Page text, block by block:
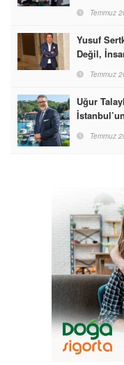
Temmuz
Yusuf
Değil,
Temmuz
Uğur
Temmuz